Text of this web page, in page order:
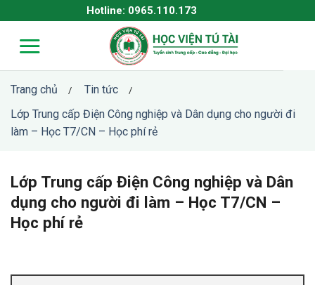
to
content
Hotline: 0965.110.173
Trang chủ / Tin tức /
Lớp Trung cấp Điện Công nghiệp và Dân dụng cho người đi
làm – Học T7/CN – Học phí rẻ
Lớp Trung cấp Điện Công nghiệp và Dân
dụng cho người đi làm – Học T7/CN –
Học phí rẻ